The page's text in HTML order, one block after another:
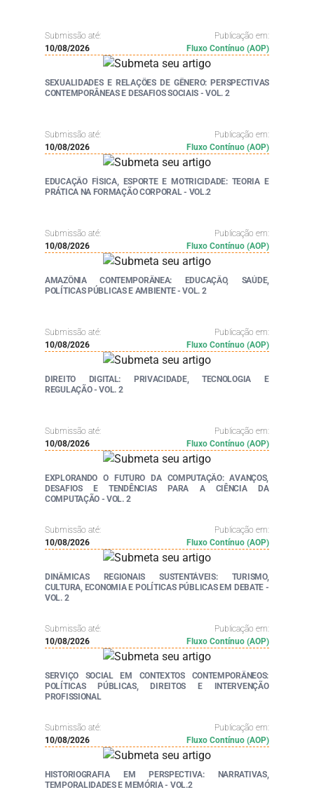
Submissão até:
Publicação em:
10/08/2026
Fluxo Contínuo (AOP)
SEXUALIDADES E RELAÇÕES DE GÊNERO: PERSPECTIVAS
CONTEMPORÂNEAS E DESAFIOS SOCIAIS - VOL. 2
Submissão até:
Publicação em:
10/08/2026
Fluxo Contínuo (AOP)
EDUCAÇÃO FÍSICA, ESPORTE E MOTRICIDADE: TEORIA E
PRÁTICA NA FORMAÇÃO CORPORAL - VOL.2
Submissão até:
Publicação em:
10/08/2026
Fluxo Contínuo (AOP)
AMAZÔNIA CONTEMPORÂNEA: EDUCAÇÃO, SAÚDE,
POLÍTICAS PÚBLICAS E AMBIENTE - VOL. 2
Submissão até:
Publicação em:
10/08/2026
Fluxo Contínuo (AOP)
DIREITO DIGITAL: PRIVACIDADE, TECNOLOGIA E
REGULAÇÃO - VOL. 2
Submissão até:
Publicação em:
10/08/2026
Fluxo Contínuo (AOP)
EXPLORANDO O FUTURO DA COMPUTAÇÃO: AVANÇOS,
DESAFIOS E TENDÊNCIAS PARA A CIÊNCIA DA
COMPUTAÇÃO - VOL. 2
Submissão até:
Publicação em:
10/08/2026
Fluxo Contínuo (AOP)
DINÂMICAS REGIONAIS SUSTENTÁVEIS: TURISMO,
CULTURA, ECONOMIA E POLÍTICAS PÚBLICAS EM DEBATE -
VOL. 2
Submissão até:
Publicação em:
10/08/2026
Fluxo Contínuo (AOP)
SERVIÇO SOCIAL EM CONTEXTOS CONTEMPORÂNEOS:
POLÍTICAS PÚBLICAS, DIREITOS E INTERVENÇÃO
PROFISSIONAL
Submissão até:
Publicação em:
10/08/2026
Fluxo Contínuo (AOP)
HISTORIOGRAFIA EM PERSPECTIVA: NARRATIVAS,
TEMPORALIDADES E MEMÓRIA - VOL.2